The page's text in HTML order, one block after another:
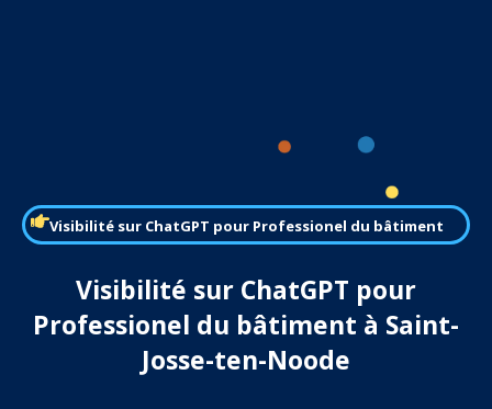
Visibilité sur ChatGPT pour Professionel du bâtiment
Visibilité sur ChatGPT pour
Professionel du bâtiment à Saint-
Josse-ten-Noode